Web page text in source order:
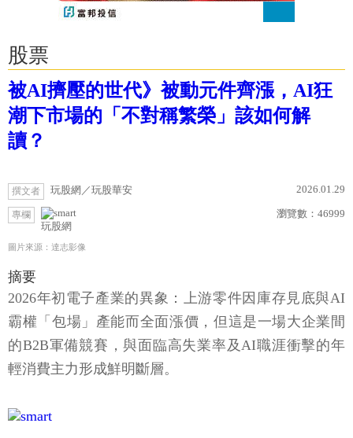
股票
被AI擠壓的世代》被動元件齊漲，AI狂
潮下市場的「不對稱繁榮」該如何解
讀？
撰文者 玩股網／玩股華安 2026.01.29
專欄
玩股網
瀏覽數： 46999
圖片來源：達志影像
摘要
2026年初電子產業的異象：上游零件因庫存見底與AI
霸權「包場」產能而全面漲價，但這是一場大企業間
的B2B軍備競賽，與面臨高失業率及AI職涯衝擊的年
輕消費主力形成鮮明斷層。